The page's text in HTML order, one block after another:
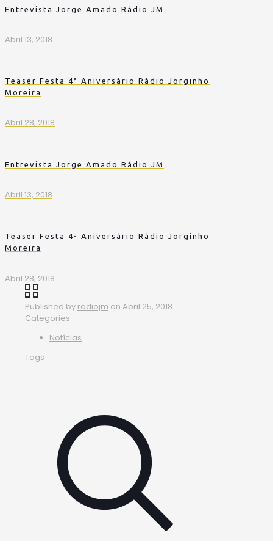
Entrevista Jorge Amado Rádio JM
Abril 13, 2018
Teaser Festa 4ª Aniversário Rádio Jorginho
Moreira
Abril 28, 2018
Entrevista Jorge Amado Rádio JM
Abril 13, 2018
Teaser Festa 4ª Aniversário Rádio Jorginho
Moreira
Abril 28, 2018
Published by radiojm on Abril 25, 2018
Categories
Notícias
Tags